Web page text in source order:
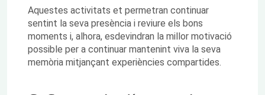
Aquestes activitats et permetran continuar
sentint la seva presència i reviure els bons
moments i, alhora, esdevindran la millor motivació
possible per a continuar mantenint viva la seva
memòria mitjançant experiències compartides.